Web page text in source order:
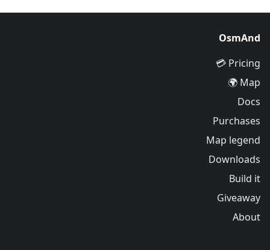
OsmAnd
Pricing 💳
Map 🌍
Docs
Purchases
Map legend
Downloads
Build it
Giveaway
About